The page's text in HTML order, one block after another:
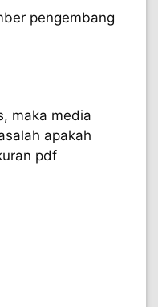
pengembang
maka media
apakah
pdf